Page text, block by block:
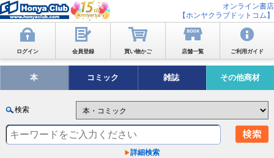
オンライン書店
【ホンヤクラブドットコム】
ログイン 会員登録 買い物かご 店舗一覧 ご利用ガイド
本 コミック 雑誌 その他商材
検索
詳細検索